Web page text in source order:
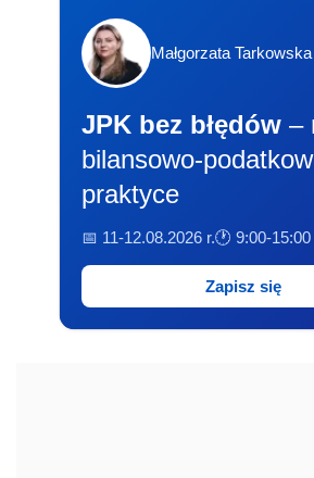
Małgorzata Tarkowska
JPK bez błędów –
bilansowo-
praktyce
📅 11-12.08.2026 r.🕐 9:00-15:00
Zapisz się